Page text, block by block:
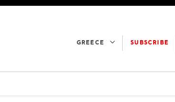
GREECE SUBSCRIBE